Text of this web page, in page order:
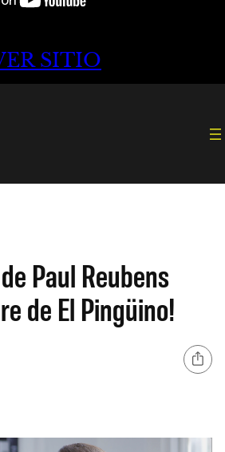
SITIO
Paul Reubens
de El Pingüino!